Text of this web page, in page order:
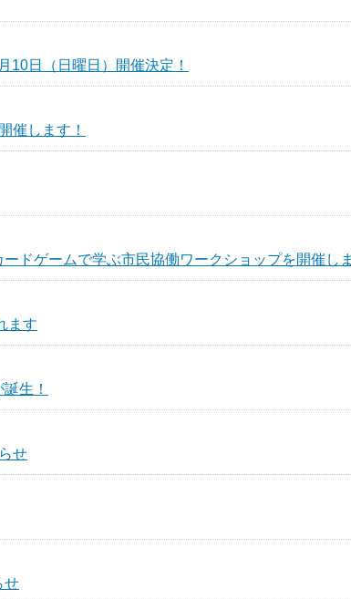
10日（日曜日）開催決定！
催します！
ードゲームで学ぶ市民協働ワークショップを開催し
ます
生！
せ
せ